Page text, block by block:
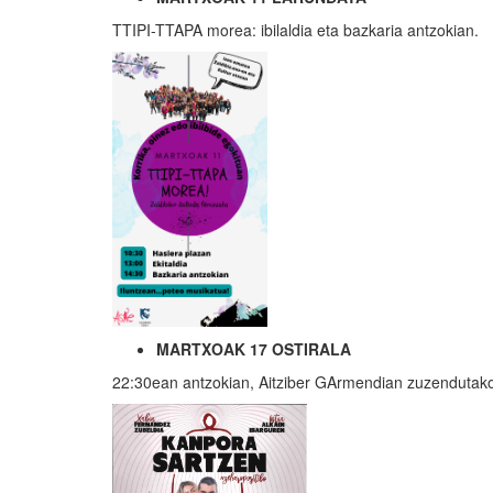
TTIPI-TTAPA morea: ibilaldia eta bazkaria antzokian.
MARTXOAK 17 OSTIRALA
22:30ean antzokian, Aitziber GArmendian